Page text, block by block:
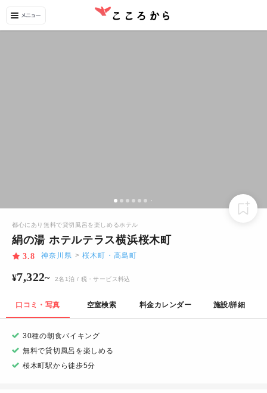
都心にあり無料で貸切風呂を楽しめるホテル
絹の湯 ホテルテラス横浜桜木町
3.8 神奈川県 > 桜木町・高島町
¥7,322~ 2名 1泊 / 税・サービス料込
口コミ・写真 空室検索 料金カレンダー 施設/詳細
30種の朝食バイキング
無料で貸切風呂を楽しめる
桜木町駅から徒歩5分